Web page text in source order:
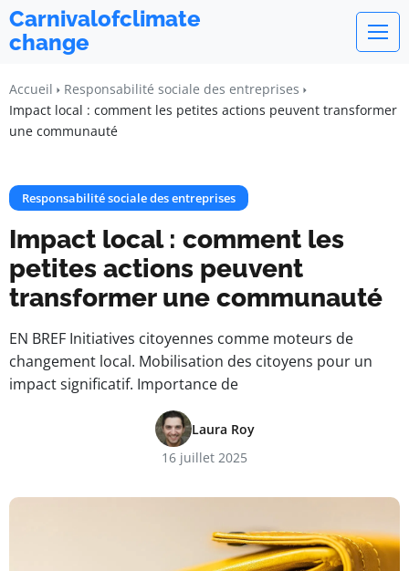
Carnivalofclimate
change
Accueil
Responsabilité sociale des entreprises
Impact local : comment les petites actions peuvent transformer
une communauté
Responsabilité sociale des entreprises
Impact local : comment les
petites actions peuvent
transformer une communauté
EN BREF Initiatives citoyennes comme moteurs de
changement local. Mobilisation des citoyens pour un
impact significatif. Importance de
Laura Roy
16 juillet 2025